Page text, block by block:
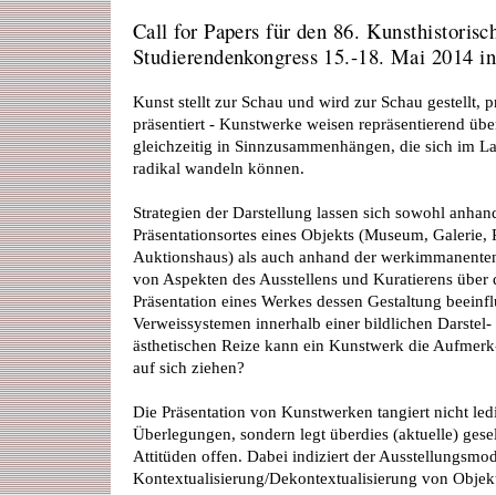
Call for Papers für den 86.
Studierendenkongress 15.-18. Mai 2014
Kunst stellt zur Schau und wird zur Schau gestellt,
präsentiert - Kunstwerke weisen repräsentierend
gleichzeitig in Sinnzusammenhängen, die sich im
radikal wandeln können.
Strategien der Darstellung lassen sich sowohl
Präsentationsortes eines Objekts (Museum, Galerie,
Auktionshaus) als auch anhand der
von Aspekten des Ausstellens und Kuratierens über
Präsentation eines Werkes dessen Gestaltung
Verweissystemen innerhalb einer bildlichen
ästhetischen Reize kann ein Kunstwerk die
auf sich ziehen?
Die Präsentation von Kunstwerken tangiert nicht
Überlegungen, sondern legt überdies (aktuelle)
Attitüden offen. Dabei indiziert der
Kontextualisierung/Dekontextualisierung von